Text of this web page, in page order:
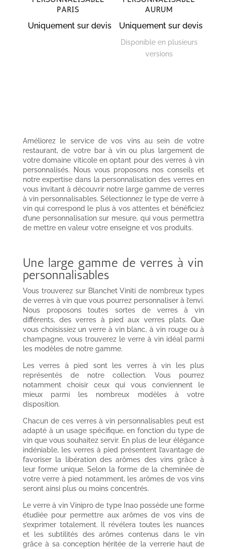
Paris
Uniquement sur devis
Aurum
Uniquement sur devis
Disponible en plusieurs
versions
Améliorez le service de vos vins au sein de votre
restaurant, de votre bar à vin ou plus largement de
votre domaine viticole en optant pour des verres à vin
personnalisés. Nous vous proposons nos conseils et
notre expertise dans la personnalisation des verres en
vous invitant à découvrir notre large gamme de verres
à vin personnalisables. Sélectionnez le type de verre à
vin qui correspond le plus à vos attentes et bénéficiez
d’une personnalisation sur mesure, qui vous permettra
de mettre en valeur votre enseigne et vos produits.
Une large gamme de verres à vin
personnalisables
Vous trouverez sur Blanchet Viniti de nombreux types
de verres à vin que vous pourrez personnaliser à l’envi.
Nous proposons toutes sortes de verres à vin
différents, des verres à pied aux verres plats. Que
vous choisissiez un verre à vin blanc, à vin rouge ou à
champagne, vous trouverez le verre à vin idéal parmi
les modèles de notre gamme.
Les verres à pied sont les verres à vin les plus
représentés de notre collection. Vous pourrez
notamment choisir ceux qui vous conviennent le
mieux parmi les nombreux modèles à votre
disposition.
Chacun de ces verres à vin personnalisables peut est
adapté à un usage spécifique, en fonction du type de
vin que vous souhaitez servir. En plus de leur élégance
indéniable, les verres à pied présentent l’avantage de
favoriser la libération des arômes des vins grâce à
leur forme unique. Selon la forme de la cheminée de
votre verre à pied notamment, les arômes de vos vins
seront ainsi plus ou moins concentrés.
Le verre à vin Vinipro de type Inao possède une forme
étudiée pour permettre aux arômes de vos vins de
s’exprimer totalement. Il révélera toutes les nuances
et les subtilités des arômes contenus dans le vin
grâce à sa conception héritée de la verrerie haut de